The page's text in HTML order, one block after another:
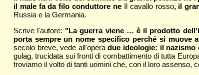
il male fa da filo conduttore ne Il cavallo rosso, il
Russia e la Germania.
Scrive l'autore: "La guerra viene … è il prodotto
porta sempre un nome specifico perché si muove
secolo breve, vede all'operadue ideologie: il nazismo
gulag, trucidata sui fronti di combattimento di tutta
troviamo il volto di tanti uomini che, con il loro assenso,